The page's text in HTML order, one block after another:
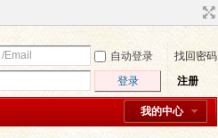
自动登录
找回密码
登录 注册
我的中心